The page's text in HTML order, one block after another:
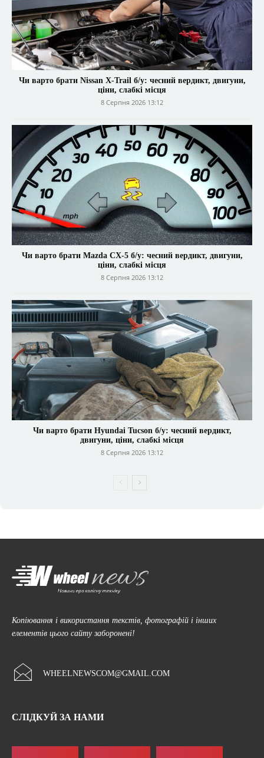
Чи варто брати Nissan X-Trail б/у: чесний вердикт, двигуни,
ціни, слабкі місця
8 Серпня 2026 13:12
Чи варто брати Mazda CX-5 б/у: чесний вердикт, двигуни,
ціни, слабкі місця
8 Серпня 2026 13:12
Чи варто брати Hyundai Tucson б/у: чесний вердикт,
двигуни, ціни, слабкі місця
8 Серпня 2026 13:12
Копіювання і використання текстів, фотографій і інших
елементів цього сайту заборонені!
WHEELNEWSCOM@GMAIL.COM
СЛІДКУЙ ЗА НАМИ